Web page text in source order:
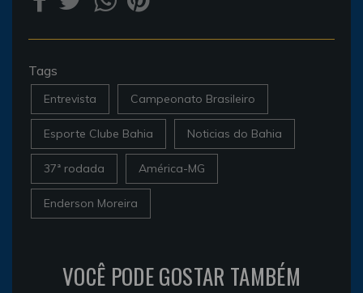
Tags
Entrevista Campeonato Brasileiro
Esporte Clube Bahia Noticias do Bahia
37ª rodada América-MG
Enderson Moreira
VOCÊ PODE GOSTAR TAMBÉM